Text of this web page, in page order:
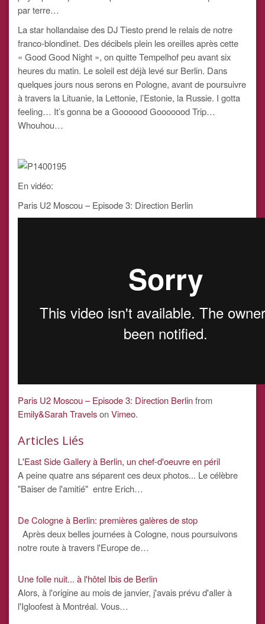
par terre…
La star hollandaise des DJ Tiesto prend le relais de notre
franco-blondinet. Des décibels plein les oreilles après cette
« Good Good Night », on quitte Tempelhof peu avant six
heures du matin. Le soleil est déjà levé sur Berlin. Dans
quelques jours nous serons en Pologne, avant de poursuivre
à travers la Lituanie, la Lettonie, l’Estonie, la Russie. I gotta
feeling… It’s gonna be a Goooood Gooooood Trip…
Whouhou…
En vidéo:
Paris U2 Moscou – Episode 3: Direction Berlin
Paris U2 Moscou – Episode 3: Direction Berlinfrom
Emily&Sarah TravelsonVimeo.
Articles Liés
L'East Side Gallery à Berlin, un chef-d'oeuvre en péril
A peine quatre ans séparent ces deux photos... Le célèbre
"Baiser de l'amitié" entre Erich…
De Cologne à Berlin: premières galères de stop
Après deux belles journées à Cologne, nous poursuivons
notre route à travers l'Europe de…
Une folle nuit... à l'hôtel Ibis de Berlin
Alors, à l'origine au mois de janvier, j'avais prévu d'aller à
l'Igloofest à Montréal. Vous…